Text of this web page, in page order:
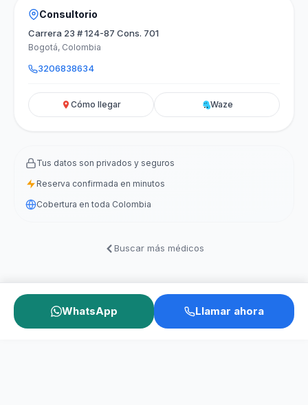
Consultorio
Carrera 23 # 124-87 Cons. 701
Bogotá, Colombia
3206838634
Cómo llegar Waze
Tus datos son privados y seguros
Reserva confirmada en minutos
Cobertura en toda Colombia
Buscar más médicos
WhatsApp Llamar ahora